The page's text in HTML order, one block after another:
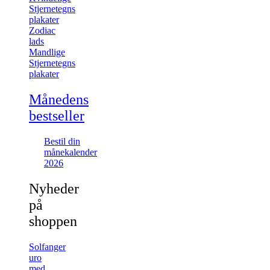
Stjernetegns
plakater
Zodiac
lads
Mandlige
Stjernetegns
plakater
Månedens
bestseller
Bestil din
månekalender
2026
Nyheder
på
shoppen
Solfanger
uro